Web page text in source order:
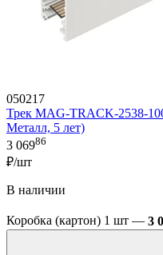
050217
Трек MAG-TRACK-2538-
Металл, 5 лет)
3 06986
₽/шт
В наличии
Коробка (картон) 1 шт — 3